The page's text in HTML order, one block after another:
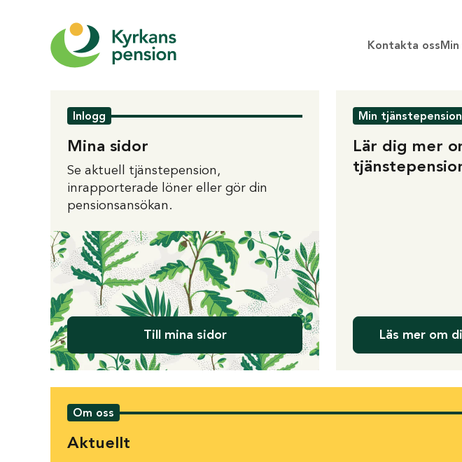
Kontakta oss
tjänstepension
Inlogg
Mina sidor
Se aktuell tjänstepension,
inrapporterade löner eller gör din
pensionsansökan.
Till mina sidor
Min tjänstepension
Lär dig mer
Läs mer om
Om oss
Aktuellt